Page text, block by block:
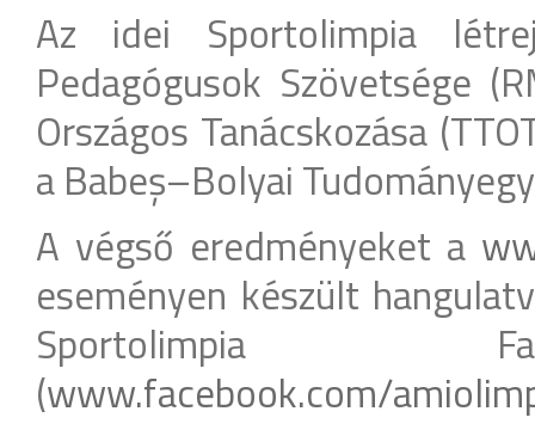
Az idei Sportolimpia
Pedagógusok Szövetsége
Országos Tanácskozása
a Babeș–Bolyai
A végső eredményeket a
eseményen készült
Sportolimpia
(www.facebook.com/